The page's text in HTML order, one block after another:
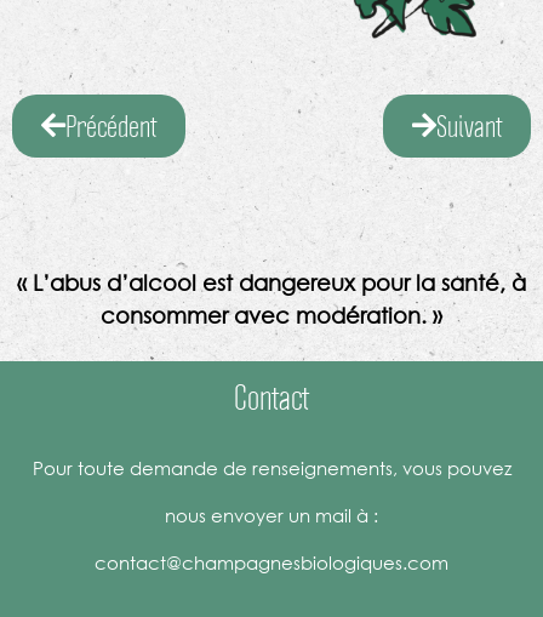
Précédent Suivant
« L’abus d’alcool est dangereux pour la santé, à
consommer avec modération. »
Contact
Pour toute demande de renseignements, vous pouvez
nous envoyer un mail à :
contact@champagnesbiologiques.com